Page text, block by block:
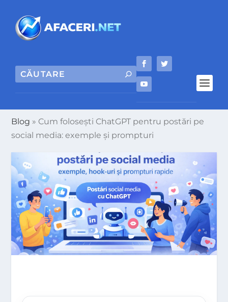
Blog » Cum folosești ChatGPT pentru postări pe
social media: exemple și prompturi